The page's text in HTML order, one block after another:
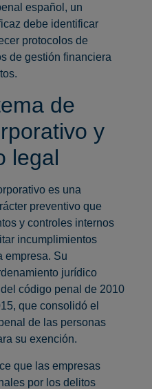
español, un
debe identificar
protocolos de
de gestión financiera
de
y
legal
es una
preventivo que
y controles internos
incumplimientos
empresa. Su
jurídico
código penal de 2010
que consolidó el
de las personas
su exención.
que las empresas
por los delitos